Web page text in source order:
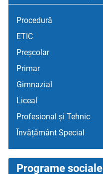
Procedură
ETIC
Preșcolar
Primar
Gimnazial
Liceal
Profesional și Tehnic
Învățământ Special
Programe sociale